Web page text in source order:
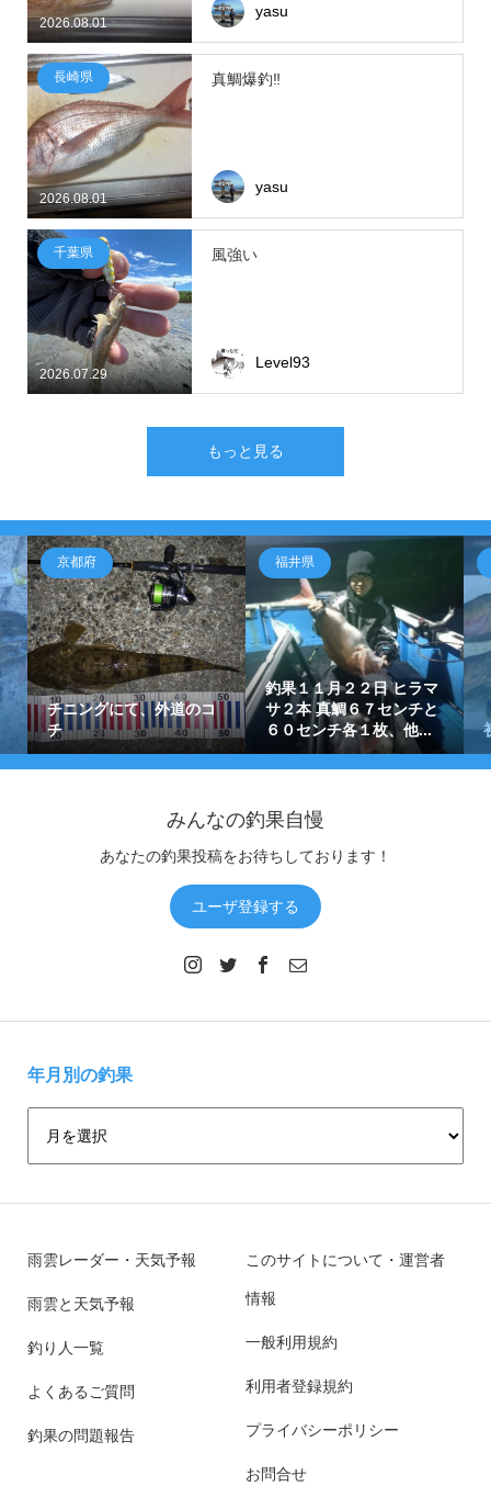
2026.08.01
yasu
2026.08.01
長崎県 真鯛爆釣‼
yasu
2026.07.29
千葉県 風強い
Level93
もっと見る
京都府
チニングにて、外道のコ
チ
福井県
釣果１１月２２日 ヒラマ
サ２本 真鯛６７センチと
６０センチ各１枚、他...
みんなの釣果自慢
あなたの釣果投稿をお待ちしております！
ユーザ登録する
年月別の釣果
雨雲レーダー・天気予報
雨雲と天気予報
釣り人一覧
よくあるご質問
釣果の問題報告
このサイトについて・運営者
情報
一般利用規約
利用者登録規約
プライバシーポリシー
お問合せ